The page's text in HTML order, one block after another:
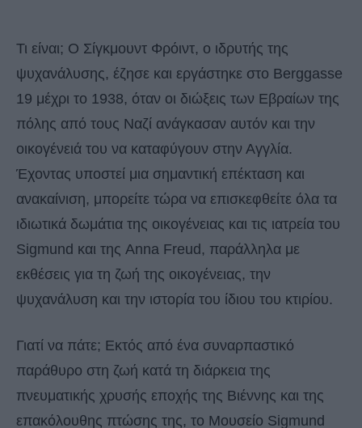
Τι είναι; Ο Σίγκμουντ Φρόιντ, ο ιδρυτής της
ψυχανάλυσης, έζησε και εργάστηκε στο Berggasse
19 μέχρι το 1938, όταν οι διώξεις των Εβραίων της
πόλης από τους Ναζί ανάγκασαν αυτόν και την
οικογένειά του να καταφύγουν στην Αγγλία.
Έχοντας υποστεί μια σημαντική επέκταση και
ανακαίνιση, μπορείτε τώρα να επισκεφθείτε όλα τα
ιδιωτικά δωμάτια της οικογένειας και τις ιατρεία του
Sigmund και της Anna Freud, παράλληλα με
εκθέσεις για τη ζωή της οικογένειας, την
ψυχανάλυση και την ιστορία του ίδιου του κτιρίου.
Γιατί να πάτε; Εκτός από ένα συναρπαστικό
παράθυρο στη ζωή κατά τη διάρκεια της
πνευματικής χρυσής εποχής της Βιέννης και της
επακόλουθης πτώσης της, το Μουσείο Sigmund